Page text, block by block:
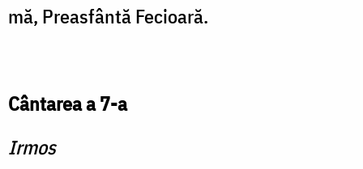
mă, Preasfântă Fecioară.
Cântarea a 7-a
Irmos